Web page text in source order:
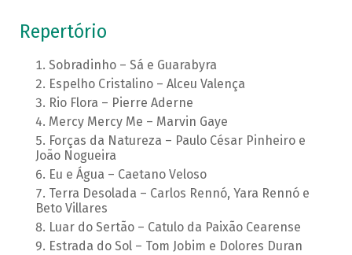
Repertório
Sobradinho – Sá e Guarabyra
Espelho Cristalino – Alceu Valença
Rio Flora – Pierre Aderne
Mercy Mercy Me – Marvin Gaye
Forças da Natureza – Paulo César Pinheiro e
João Nogueira
Eu e Água – Caetano Veloso
Terra Desolada – Carlos Rennó, Yara Rennó e
Beto Villares
Luar do Sertão – Catulo da Paixão Cearense
Estrada do Sol – Tom Jobim e Dolores Duran